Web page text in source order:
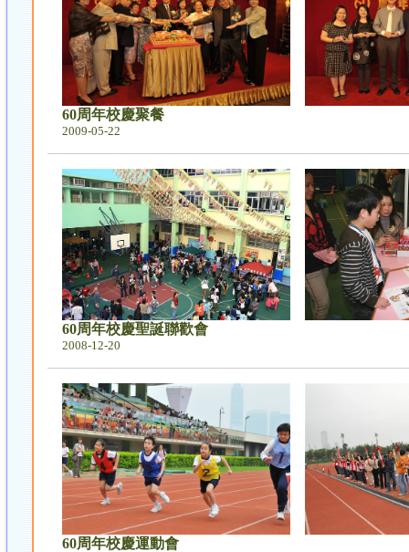
60周年校慶聚餐
2009-05-22
60周年校慶聖誕聯歡會
2008-12-20
60周年校慶運動會